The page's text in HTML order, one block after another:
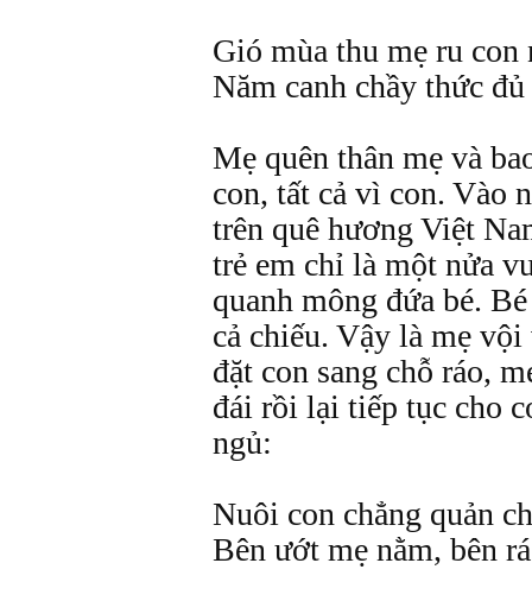
Gió mùa thu mẹ ru con
Năm canh chầy thức
Mẹ quên thân mẹ và
con, tất cả vì con. Vào
trên quê hương Việt
trẻ em chỉ là một nửa
quanh mông đứa bé.
cả chiếu. Vậy là mẹ
đặt con sang chỗ ráo,
đái rồi lại tiếp tục cho
ngủ:
Nuôi con chẳng quản
Bên ướt mẹ nằm, bên